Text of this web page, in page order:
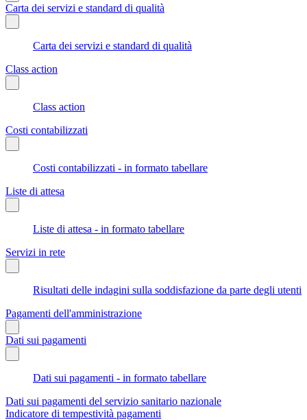
Carta dei servizi e standard di qualità
Carta dei servizi e standard di qualità
Class action
Class action
Costi contabilizzati
Costi contabilizzati - in formato tabellare
Liste di attesa
Liste di attesa - in formato tabellare
Servizi in rete
Risultati delle indagini sulla soddisfazione da parte degli utenti
Pagamenti dell'amministrazione
Dati sui pagamenti
Dati sui pagamenti - in formato tabellare
Dati sui pagamenti del servizio sanitario nazionale
Indicatore di tempestività pagamenti